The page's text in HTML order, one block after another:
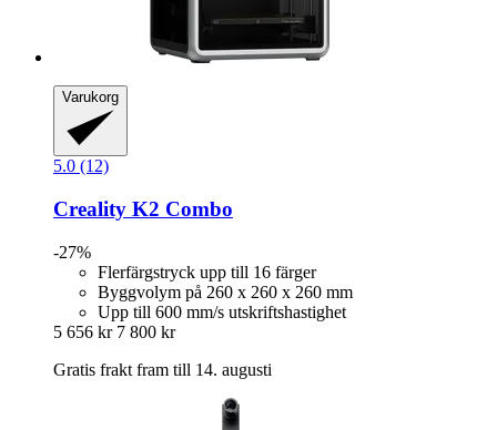
Varukorg
5.0 (12)
Creality K2 Combo
-27%
Flerfärgstryck upp till 16 färger
Byggvolym på 260 x 260 x 260 mm
Upp till 600 mm/s utskriftshastighet
5 656 kr 7 800 kr
Gratis frakt fram till 14. augusti